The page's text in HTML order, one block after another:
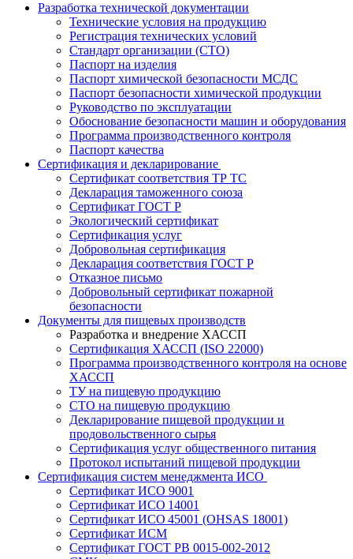
Разработка технической документации
Технические условия на продукцию
Регистрация технических условий
Стандарт организации (СТО)
Паспорт на изделия
Паспорт химической безопасности МСДС
Паспорт безопасности химической продукции
Руководство по эксплуатации
Обоснование безопасности машин и оборудования
Программа производственного контроля
Паспорт качества
Сертификация и декларирование
Сертификат соответствия ТР ТС
Декларация таможенного союза
Сертификат ГОСТ Р
Экологический сертификат
Сертификация услуг
Добровольная сертификация
Декларация соответствия ГОСТ Р
Отказное письмо
Добровольный сертификат пожарной
безопасности
Документы для пищевых производств
Разработка и внедрение ХАССП
Сертификация ХАССП (ISO 22000)
Программа производственного контроля на основе
ХАССП
ТУ на пищевую продукцию
СТО на пищевую продукцию
Декларирование пищевой продукции и
продовольственного сырья
Сертификация услуг общественного питания
Протокол испытаний пищевой продукции
Сертификация систем менеджмента ИСО
Сертификат ИСО 9001
Сертификат ИСО 14001
Сертификат ИСО 45001 (OHSAS 18001)
Сертификат ИСМ
Сертификат ГОСТ РВ 0015-002-2012